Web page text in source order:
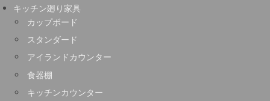
キッチン廻り家具
カップボード
スタンダード
アイランドカウンター
食器棚
キッチンカウンター